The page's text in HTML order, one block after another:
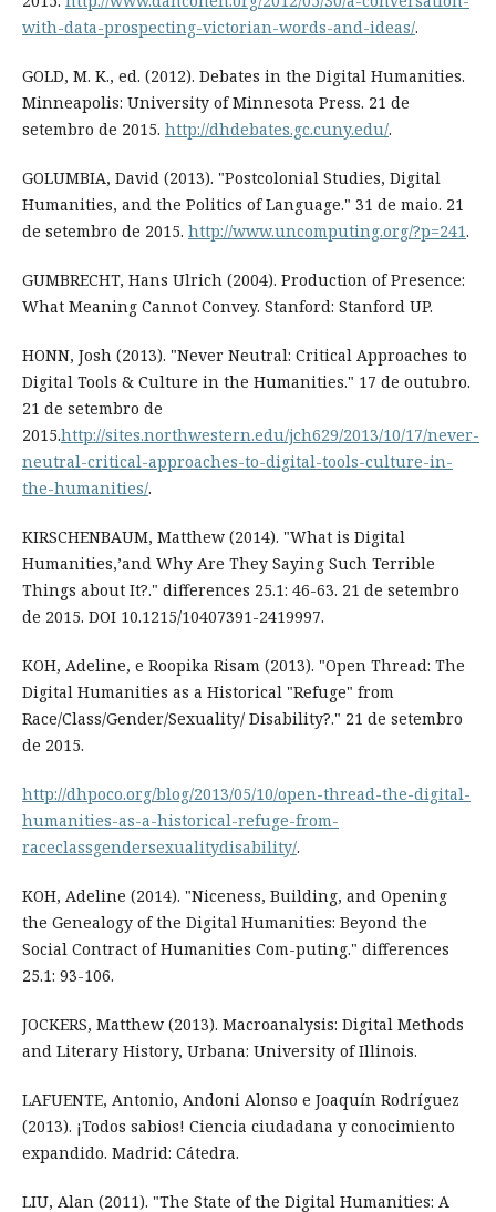
with-data-prospecting-victorian-words-and-ideas/.
GOLD, M. K., ed. (2012). Debates in the Digital Humanities.
Minneapolis: University of Minnesota Press. 21 de
setembro de 2015. http://dhdebates.gc.cuny.edu/.
GOLUMBIA, David (2013). "Postcolonial Studies, Digital
Humanities, and the Politics of Language." 31 de maio. 21
de setembro de 2015. http://www.uncomputing.org/?p=241.
GUMBRECHT, Hans Ulrich (2004). Production of Presence:
What Meaning Cannot Convey. Stanford: Stanford UP.
HONN, Josh (2013). "Never Neutral: Critical Approaches to
Digital Tools & Culture in the Humanities." 17 de outubro.
21 de setembro de
2015.http://sites.northwestern.edu/jch629/2013/10/17/never-
neutral-critical-approaches-to-digital-tools-culture-in-
the-humanities/.
KIRSCHENBAUM, Matthew (2014). "What is Digital
Humanities,’and Why Are They Saying Such Terrible
Things about It?." differences 25.1: 46-63. 21 de setembro
de 2015. DOI 10.1215/10407391-2419997.
KOH, Adeline, e Roopika Risam (2013). "Open Thread: The
Digital Humanities as a Historical "Refuge" from
Race/Class/Gender/Sexuality/ Disability?." 21 de setembro
de 2015.
http://dhpoco.org/blog/2013/05/10/open-thread-the-digital-
humanities-as-a-historical-refuge-from-
raceclassgendersexualitydisability/.
KOH, Adeline (2014). "Niceness, Building, and Opening
the Genealogy of the Digital Humanities: Beyond the
Social Contract of Humanities Com-puting." differences
25.1: 93-106.
JOCKERS, Matthew (2013). Macroanalysis: Digital Methods
and Literary History, Urbana: University of Illinois.
LAFUENTE, Antonio, Andoni Alonso e Joaquín Rodríguez
(2013). ¡Todos sabios! Ciencia ciudadana y conocimiento
expandido. Madrid: Cátedra.
LIU, Alan (2011). "The State of the Digital Humanities: A